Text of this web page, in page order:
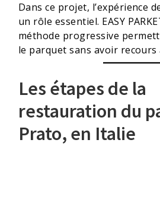
Dans ce projet, l’expérience
un rôle essentiel. EASY
méthode progressive
le parquet sans avoir recours
Les étapes de la
restauration du
Prato, en Italie